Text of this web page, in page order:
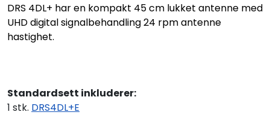
DRS 4DL+ har en kompakt 45 cm lukket antenne med
UHD digital signalbehandling 24 rpm antenne
hastighet.
Standardsett inkluderer:
1 stk. DRS4DL+E